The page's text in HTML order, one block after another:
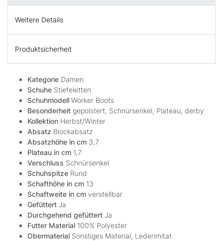
Weitere Details
Produktsicherheit
Kategorie Damen
Schuhe Stiefeletten
Schuhmodell Worker Boots
Besonderheit gepolstert, Schnürsenkel, Plateau, derby
Kollektion Herbst/Winter
Absatz Blockabsatz
Absatzhöhe in cm 3,7
Plateau in cm 1,7
Verschluss Schnürsenkel
Schuhspitze Rund
Schafthöhe in cm 13
Schaftweite in cm verstellbar
Gefüttert Ja
Durchgehend gefüttert Ja
Futter Material 100% Polyester
Obermaterial Sonstiges Material, Lederimitat